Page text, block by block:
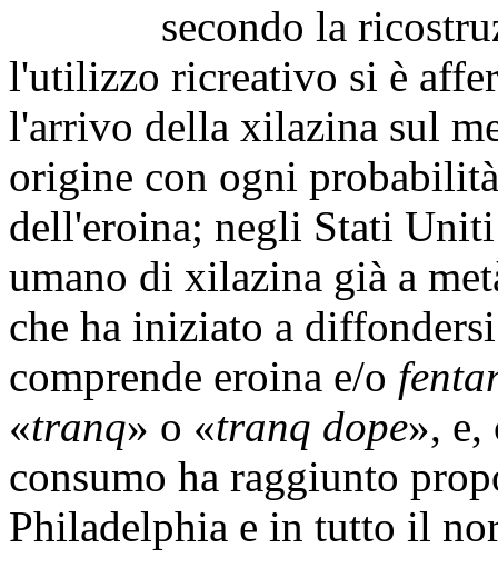
secondo la
l'utilizzo ricreativo si è
l'arrivo della xilazina sul
origine con ogni
dell'eroina; negli Stati
umano di xilazina già a
che ha iniziato a
comprende eroina e/o
«tranq» o «tranq dope», e,
consumo ha raggiunto
Philadelphia e in tutto il